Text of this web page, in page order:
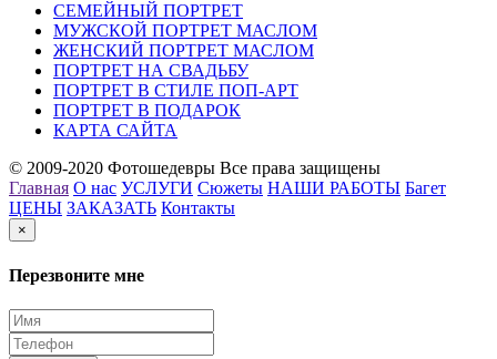
СЕМЕЙНЫЙ ПОРТРЕТ
МУЖСКОЙ ПОРТРЕТ МАСЛОМ
ЖЕНСКИЙ ПОРТРЕТ МАСЛОМ
ПОРТРЕТ НА СВАДЬБУ
ПОРТРЕТ В СТИЛЕ ПОП-АРТ
ПОРТРЕТ В ПОДАРОК
КАРТА САЙТА
© 2009-2020 Фотошедевры Все права защищены
Главная О нас УСЛУГИ Сюжеты НАШИ РАБОТЫ Багет
ЦЕНЫ ЗАКАЗАТЬ Контакты
×
Перезвоните мне